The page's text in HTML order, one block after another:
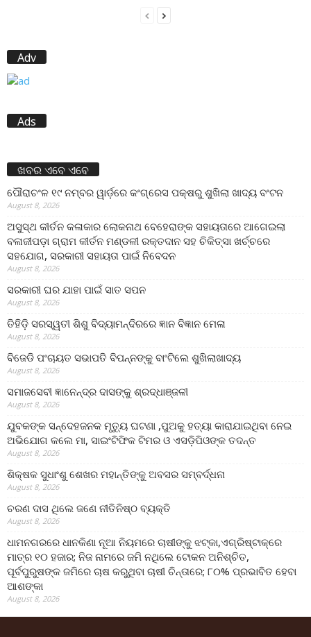
Adv
Ads
ଖବର ଏବେ ଏବେ
ପୌରାଚଂଳ ୧୯ ନମ୍ବର ୱାର୍ଡ଼ରେ କଂଗ୍ରେସ ପକ୍ଷରୁ ଶୁଖିଲା ଖାଦ୍ୟ ବଂଟନ
August 8, 2026
ଅସୁସ୍ଥ କୀର୍ତନ କଳାକାର ଲୋକନାଥ ବେହେରାଙ୍କ ସହାୟତାରେ ଆଗେଇଲା
ବଳାଜୀପଡ଼ା ଗ୍ରାମ କୀର୍ତନ ମଣ୍ଡଳୀ ରକ୍ତଦାନ ସହ ଚିକିତ୍ସା ଖର୍ଚ୍ଚରେ
ସହଯୋଗ, ସରକାରୀ ସହାୟତା ପାଇଁ ନିବେଦନ
August 8, 2026
ସରକାରୀ ଘର ଯାହା ପାଇଁ ସାତ ସପନ
August 8, 2026
ତିହିଡି଼ ସରସ୍ୱତୀ ଶିଶୁ ବିଦ୍ୟାମନ୍ଦିରରେ ଜ୍ଞାନ ବିଜ୍ଞାନ ମେଳା
August 8, 2026
ବିଜେଡି ପଂଚାୟତ ସଭାପତି ବିପନ୍ନଙ୍କୁ ବାଂଟିଲେ ଶୁଖିଲାଖାଦ୍ୟ
August 8, 2026
ସମାଜସେବୀ ଜ୍ଞାନେନ୍ଦ୍ର ଦାସଙ୍କୁ ଶ୍ରଦ୍ଧାଞ୍ଜଳୀ
August 8, 2026
ଯୁବକଙ୍କ ସନ୍ଦେହଜନକ ମୃତ୍ୟୁ ଘଟଣା ,ପୁଅକୁ ହତ୍ୟା କାରାଯାଇଥିବା ନେଇ
ଅଭିଯୋଗ କଲେ ମା, ସାଇଂଟିଫିକ ଟିମର ଓ ଏସଡ଼ିପିଓଙ୍କ ତଦନ୍ତ
August 8, 2026
ଶିକ୍ଷକ ସୁଧାଂଶୁ ଶେଖର ମହାନ୍ତିଙ୍କୁ ଅବସର ସମ୍ବର୍ଦ୍ଧନା
August 8, 2026
ଚରଣ ଦାସ ଥିଲେ ଜଣେ ନୀତିନିଷ୍ଠ ବ୍ୟକ୍ତି
August 8, 2026
ଧାମନଗରରେ ଧାନକିଣା ନୂଆ ନିୟମରେ ଚାଷୀଙ୍କୁ ଝଟ୍‌କା,ଏଗ୍ରିଷ୍ଟାକ୍‌ରେ
ମାତ୍ର ୧୦ ହଜାର; ନିଜ ନାମରେ ଜମି ନଥିଲେ ଟୋକନ ଅନିଶ୍ଚିତ,
ପୂର୍ବପୁରୁଷଙ୍କ ଜମିରେ ଚାଷ କରୁଥିବା ଚାଷୀ ଚିନ୍ତାରେ; ୮୦% ପ୍ରଭାବିତ ହେବା
ଆଶଙ୍କା
August 8, 2026